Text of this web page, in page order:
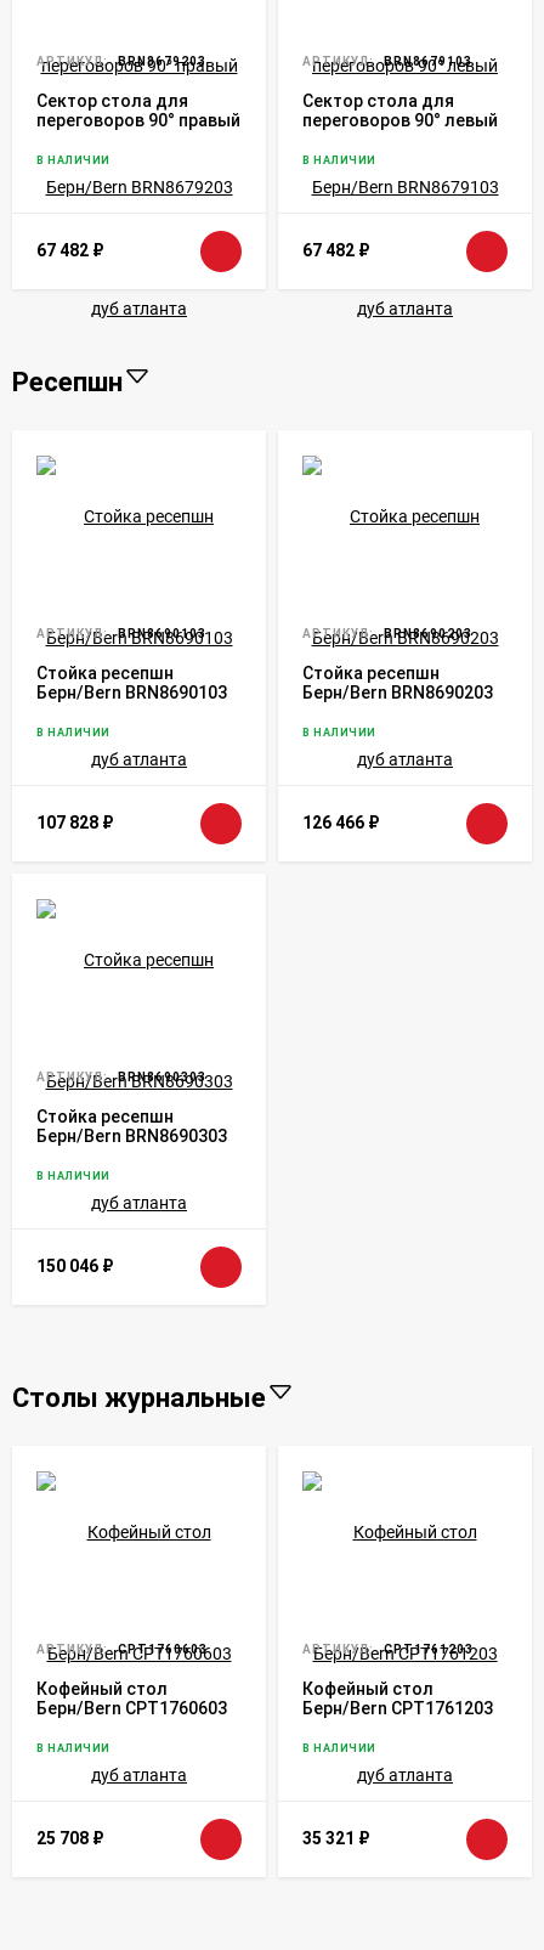
АРТИКУЛ: BRN8679203
Сектор стола для
переговоров 90° правый
дуб атланта
В НАЛИЧИИ
67 482 ₽
АРТИКУЛ: BRN8679103
Сектор стола для
переговоров 90° левый
дуб атланта
В НАЛИЧИИ
67 482 ₽
Ресепшн
АРТИКУЛ: BRN8690103
Стойка ресепшн
Берн/Bern BRN8690103
В НАЛИЧИИ
107 828 ₽
АРТИКУЛ: BRN8690203
Стойка ресепшн
Берн/Bern BRN8690203
В НАЛИЧИИ
126 466 ₽
АРТИКУЛ: BRN8690303
Стойка ресепшн
Берн/Bern BRN8690303
В НАЛИЧИИ
150 046 ₽
Столы журнальные
АРТИКУЛ: CPT1760603
Кофейный стол
Берн/Bern CPT1760603
В НАЛИЧИИ
25 708 ₽
АРТИКУЛ: CPT1761203
Кофейный стол
Берн/Bern CPT1761203
В НАЛИЧИИ
35 321 ₽